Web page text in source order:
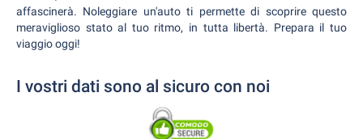
affascinerà. Noleggiare un'auto ti permette di scoprire questo
meraviglioso stato al tuo ritmo, in tutta libertà. Prepara il tuo
viaggio oggi!
I vostri dati sono al sicuro con noi